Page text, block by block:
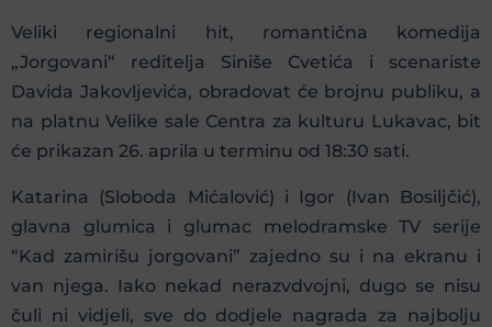
Veliki regionalni hit, romantična komedija
„Jorgovani“ reditelja Siniše Cvetića i scenariste
Davida Jakovljevića, obradovat će brojnu publiku, a
na platnu Velike sale Centra za kulturu Lukavac, bit
će prikazan 26. aprila u terminu od 18:30 sati.
Katarina (Sloboda Mićalović) i Igor (Ivan Bosiljčić),
glavna glumica i glumac melodramske TV serije
“Kad zamirišu jorgovani” zajedno su i na ekranu i
van njega. Iako nekad nerazvdvojni, dugo se nisu
čuli ni vidjeli, sve do dodjele nagrada za najbolju